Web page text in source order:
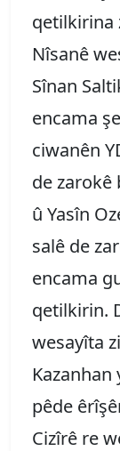
qetilkirina
Nîsanê
Sînan
encama
ciwanên
de zarokê
û Yasîn
salê de
encama
qetilkirin.
wesayîta
pêde
Cizîrê re